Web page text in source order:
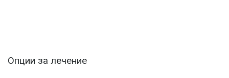
Опции за лечение